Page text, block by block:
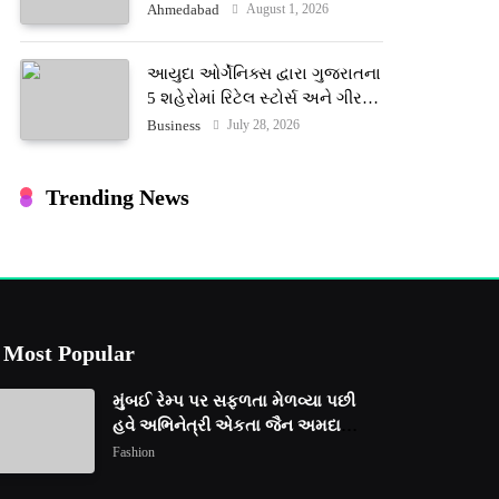
ટેરોટ રીડર પુનિતજી લુલ્લા એ ટેરોટ
Ahmedabad August 1, 2026
આયુદા ઓર્ગેનિક્સ દ્વારા ગુજરાતના
5 શહેરોમાં રિટેલ સ્ટોર્સ અને ગીર
ગાયના વૈદિક વલોણા ઘી-દૂધની શુદ્ધ
Business July 28, 2026
Trending News
Most Popular
મુંબઈ રેમ્પ પર સફળતા મેળવ્યા પછી
હવે અભિનેત્રી એકતા જૈન અમદાવાદ
ફેશન વીકમાં પોતાની પ્રતિભા
Fashion